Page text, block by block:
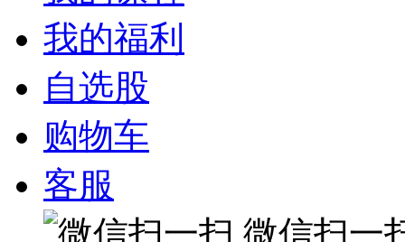
我的福利
自选股
购物车
客服
微信扫一